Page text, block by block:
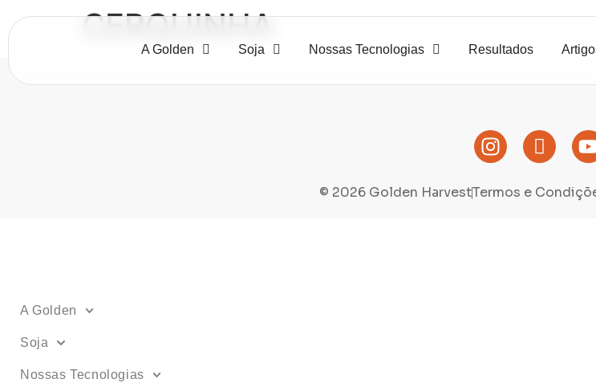
A Golden Soja Nossas Tecnologias Resultados
CERQUINHA
© 2026 Golden HarvestTermos e
A Golden
Soja
Nossas Tecnologias